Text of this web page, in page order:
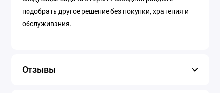
подобрать другое решение без покупки, хранения и
обслуживания.
Отзывы